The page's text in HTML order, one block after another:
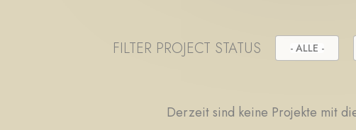
FILTER PROJECT STATUS - ALLE -
Derzeit sind keine Projekte mit